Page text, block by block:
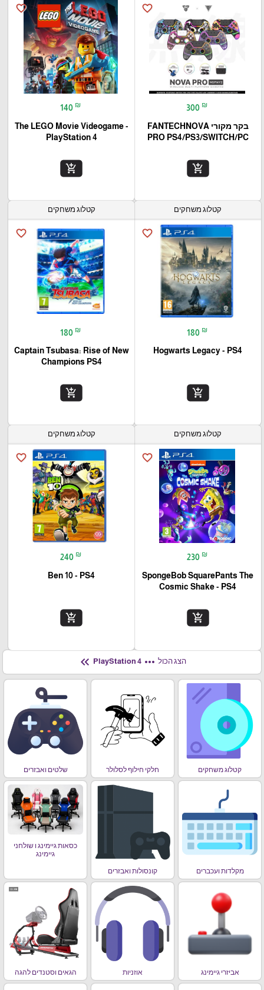
favorite_border
300 ₪
בקר מקורי FANTECHNOVA
PRO PS4/PS3/SWITCH/PC
add_shopping_cart
favorite_border
140 ₪
The LEGO Movie Videogame -
PlayStation 4
add_shopping_cart
קטלוג משחקים
favorite_border
180 ₪
Hogwarts Legacy - PS4
add_shopping_cart
קטלוג משחקים
favorite_border
180 ₪
Captain Tsubasa: Rise of New
Champions PS4
add_shopping_cart
קטלוג משחקים
favorite_border
230 ₪
SpongeBob SquarePants The
Cosmic Shake - PS4
add_shopping_cart
קטלוג משחקים
favorite_border
240 ₪
Ben 10 - PS4
add_shopping_cart
הצג הכול more_horiz
keyboard_double_arrow_left
קטלוג משחקים חלקי חילוף לסלולר שלטים ואבזרים
מקלדות ועכברים קונסולות ואבזרים
כסאות גיימינג ו שולחני
גיימינג
אביזרי גיימינג אוזניות הגאים וסטנדים להגה